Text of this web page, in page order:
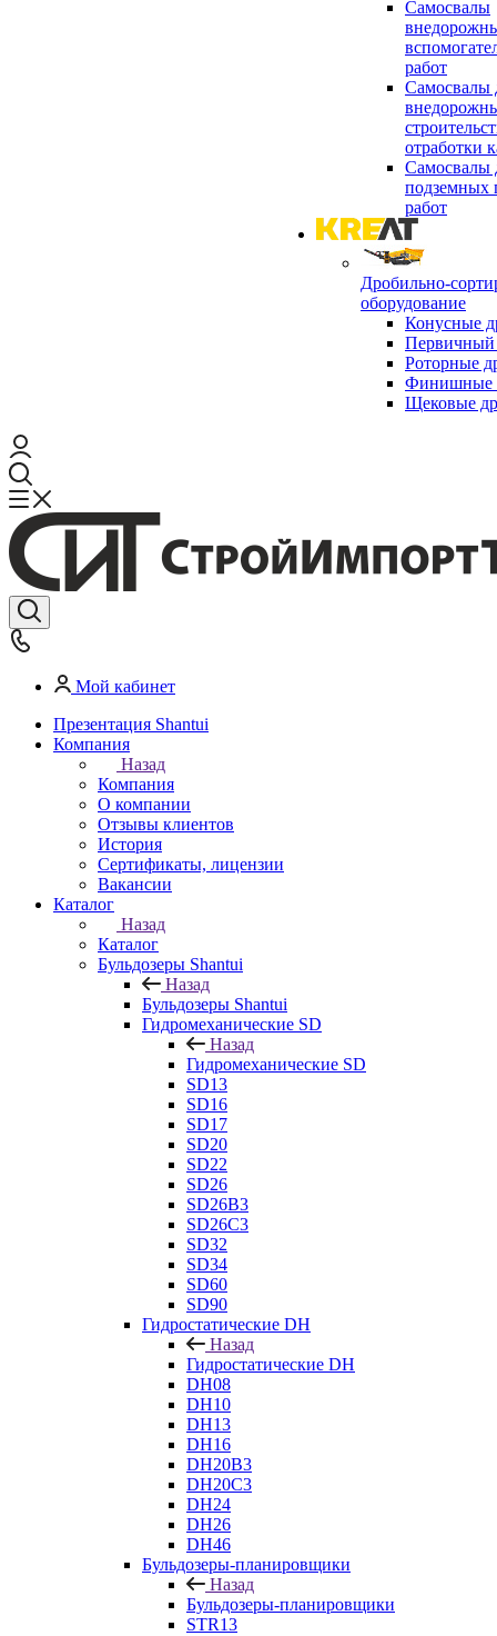
Самосвалы
работ
Самосвалы
отработки
Самосвалы
подземных
работ
Дробильно-
оборудование
Конусные
Первичный
Роторные
Финишные
Щековые
Мой кабинет
Презентация Shantui
Компания
Назад
Компания
О компании
Отзывы клиентов
История
Сертификаты, лицензии
Вакансии
Каталог
Назад
Каталог
Бульдозеры Shantui
Назад
Бульдозеры Shantui
Гидромеханические SD
Назад
Гидромеханические SD
SD13
SD16
SD17
SD20
SD22
SD26
SD26B3
SD26C3
SD32
SD34
SD60
SD90
Гидростатические DH
Назад
Гидростатические DH
DH08
DH10
DH13
DH16
DH20B3
DH20C3
DH24
DH26
DH46
Бульдозеры-планировщики
Назад
Бульдозеры-планировщики
STR13